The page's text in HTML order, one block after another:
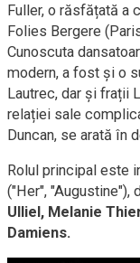
Fuller, o răsfățată a
Folies Bergere
Cunoscuta
modern, a fost și o
Lautrec, dar și frații
relației sale
Duncan, se arată în
Rolul principal este
("Her",
Ulliel, Melanie
Damiens.